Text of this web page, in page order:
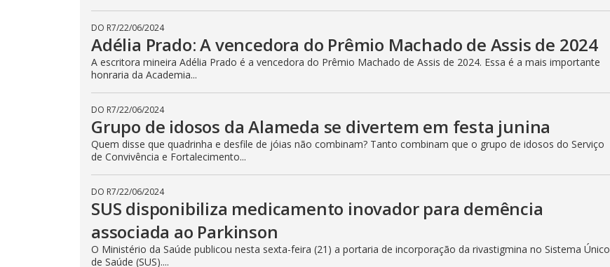
DO R7/22/06/2024
Adélia Prado: A vencedora do Prêmio Machado de Assis de 2024
A escritora mineira Adélia Prado é a vencedora do Prêmio Machado de Assis de 2024. Essa é a mais importante
honraria da Academia...
DO R7/22/06/2024
Grupo de idosos da Alameda se divertem em festa junina
Quem disse que quadrinha e desfile de jóias não combinam? Tanto combinam que o grupo de idosos do Serviço
de Convivência e Fortalecimento...
DO R7/22/06/2024
SUS disponibiliza medicamento inovador para demência
associada ao Parkinson
O Ministério da Saúde publicou nesta sexta-feira (21) a portaria de incorporação da rivastigmina no Sistema Único
de Saúde (SUS)....